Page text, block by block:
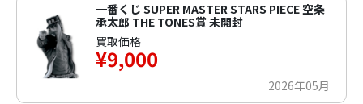
一番くじ SUPER MASTER STARS PIECE 空条
承太郎 THE TONES賞 未開封
買取価格
¥9,000
2026年05月